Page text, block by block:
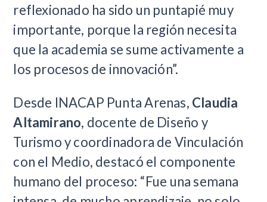
reflexionado ha sido un puntapié muy
importante, porque la región necesita
que la academia se sume activamente a
los procesos de innovación”.
Desde INACAP Punta Arenas, Claudia
Altamirano, docente de Diseño y
Turismo y coordinadora de Vinculación
con el Medio, destacó el componente
humano del proceso: “Fue una semana